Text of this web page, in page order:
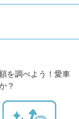
を調べよう！愛車
？